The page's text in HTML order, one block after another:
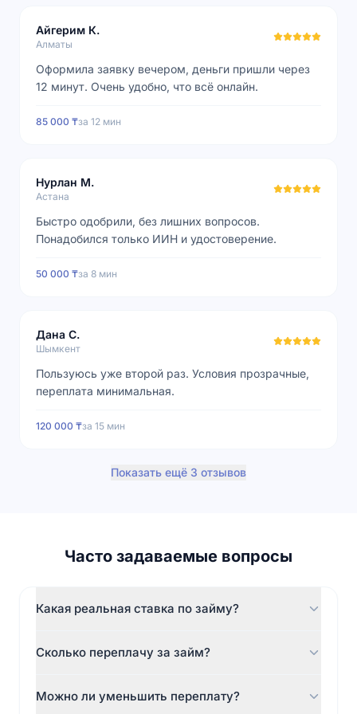
Айгерим К.
Алматы
Оформила заявку вечером, деньги пришли через
12 минут. Очень удобно, что всё онлайн.
85 000 ₸за 12 мин
Нурлан М.
Астана
Быстро одобрили, без лишних вопросов.
Понадобился только ИИН и удостоверение.
50 000 ₸за 8 мин
Дана С.
Шымкент
Пользуюсь уже второй раз. Условия прозрачные,
переплата минимальная.
120 000 ₸за 15 мин
Показать ещё 3 отзывов
Часто задаваемые вопросы
Какая реальная ставка по займу?
одинаковая для всех клиентов. ГЭСВ не более
Сколько переплачу за займ?
займ 50 000 ₸ на 20 дней → переплата 2 900 ₸
Можно ли уменьшить переплату?